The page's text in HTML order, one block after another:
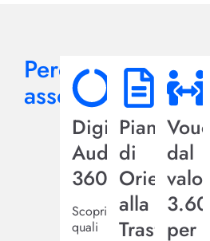
Perché
associarsi?
Digital
Audit
360
Scopri
quali
Piano
di
alla
dal
per